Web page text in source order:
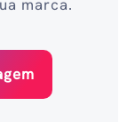
marca.